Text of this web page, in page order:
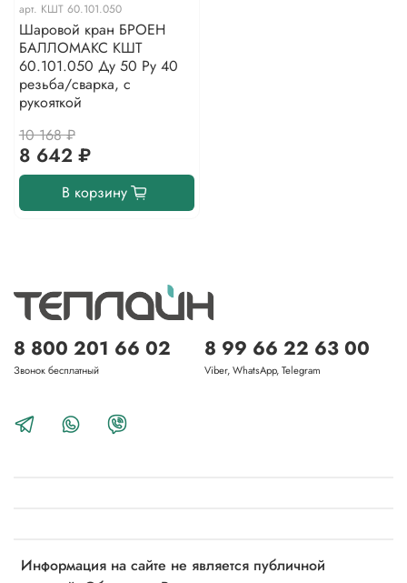
арт. КШТ 60.101.050
Шаровой кран БРОЕН
БАЛЛОМАКС КШТ
60.101.050 Ду 50 Ру 40
резьба/сварка, с
рукояткой
10 168 ₽
8 642 ₽
В корзину
Информация на сайте не является публичной
8 800 201 66 02
Звонок бесплатный
8 99 66 22 63 00
Viber, WhatsApp, Telegram